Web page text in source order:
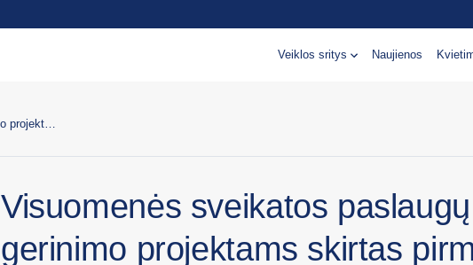
Veiklos sritys Naujienos
Visuomenės sveikatos paslaugų
gerinimo projektams skirtas